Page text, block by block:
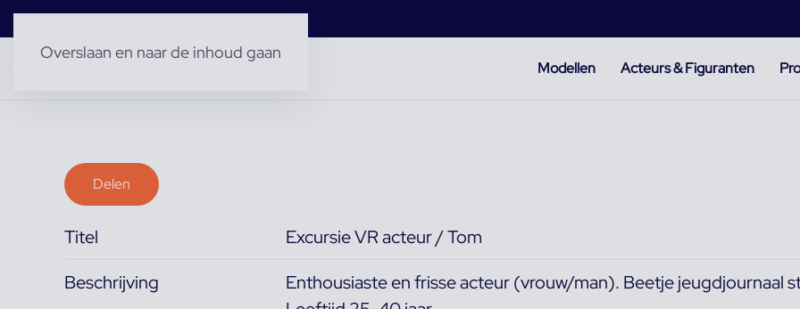
Overslaan en naar de inhoud gaan
Modellen Acteurs & Figuranten
Delen
Titel
Excursie VR acteur / Tom
Beschrijving
Enthousiaste en frisse acteur (vrouw/man). Beetje jeugdjournaal